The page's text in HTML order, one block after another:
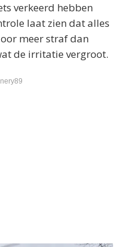
verkeerd hebben
laat zien dat alles
meer straf dan
de irritatie vergroot.